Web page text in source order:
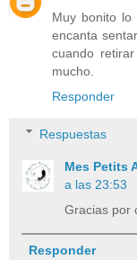
Muy bonito
encanta
cuando
mucho.
Responder
Respuestas
Mes Petits
a las 23:53
Gracias por
Responder